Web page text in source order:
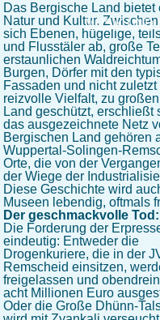
MUSIK UND
Das Bergische Land
Natur und Kultur.
sich Ebenen, hügelige,
und Flusstäler ab, große
erstaunlichen
Burgen, Dörfer mit den
Fassaden und nicht
reizvolle Vielfalt, zu
Land geschützt,
das ausgezeichnete Netz
Bergischen Land gehören
Wuppertal-Solingen-
Orte, die von der
der Wiege der
Diese Geschichte wird
Museen lebendig, oftmals
Der geschmackvolle
Die Forderung der
eindeutig: Entweder die
Drogenkuriere, die in der
Remscheid einsitzen,
freigelassen und
acht Millionen Euro
Oder die Große Dhünn-